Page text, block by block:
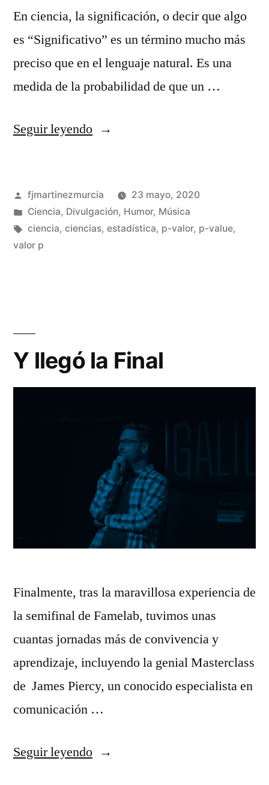
En ciencia, la significación, o decir que algo
es “Significativo” es un término mucho más
preciso que en el lenguaje natural. Es una
medida de la probabilidad de que un …
Seguir leyendo«El
Publicado
por
fjmartinezmurcia
23 mayo, 2020
Publicado
en
Ciencia, Divulgación, Humor, Música
Etiquetas:
ciencia, ciencias, estadística, p-valor, p-value,
valor p
Y llegó la Final
Finalmente, tras la maravillosa experiencia de
la semifinal de Famelab, tuvimos unas
cuantas jornadas más de convivencia y
aprendizaje, incluyendo la genial Masterclass
de James Piercy, un conocido especialista en
comunicación …
Seguir leyendo«Y